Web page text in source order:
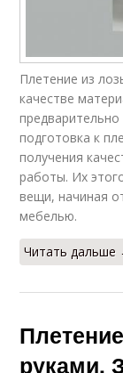
Плетение из
качестве
подготовка к
получения
работы. Их
вещи, начиная
мебелью.
Читать дальше
руками.